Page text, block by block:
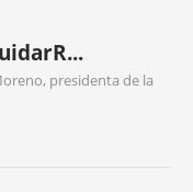
presidenta de la